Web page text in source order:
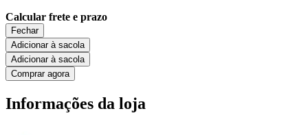
Calcular frete e prazo
Fechar
Adicionar à sacola
Adicionar à sacola
Comprar agora
Informações da loja